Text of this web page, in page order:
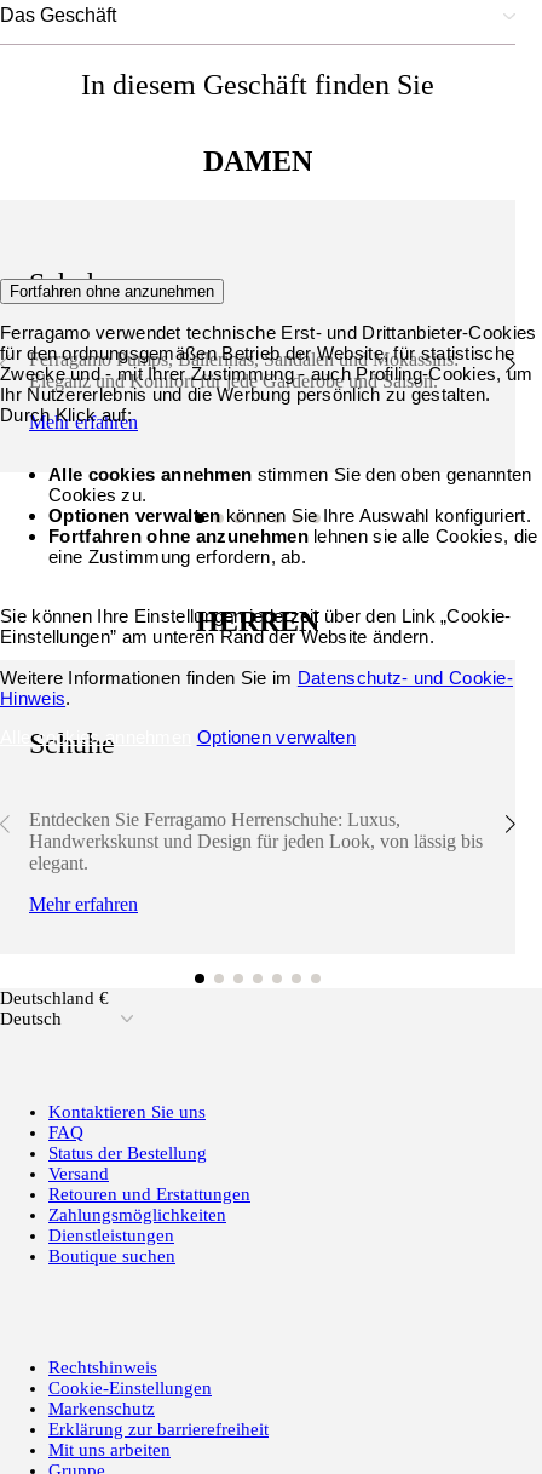
Das Geschäft
In diesem Geschäft finden Sie
DAMEN
Schuhe
Ferragamo Pumps, Ballerinas, Sandalen und Mokassins:
Eleganz und Komfort für jede Garderobe und Saison.
Mehr erfahren
HERREN
Schuhe
Entdecken Sie Ferragamo Herrenschuhe: Luxus,
Handwerkskunst und Design für jeden Look, von lässig bis
elegant.
Mehr erfahren
Deutschland €
Deutsch
Kontaktieren Sie uns
FAQ
Status der Bestellung
Versand
Retouren und Erstattungen
Zahlungsmöglichkeiten
Dienstleistungen
Boutique suchen
Rechtshinweis
Cookie-Einstellungen
Markenschutz
Erklärung zur barrierefreiheit
Mit uns arbeiten
Gruppe
Fortfahren ohne anzunehmen
Ferragamo verwendet technische Erst- und Drittanbieter-Cookies
für den ordnungsgemäßen Betrieb der Website, für statistische
Zwecke und - mit Ihrer Zustimmung - auch Profiling-Cookies, um
Ihr Nutzererlebnis und die Werbung persönlich zu gestalten.
Durch Klick auf:
Alle cookies annehmen stimmen Sie den oben genannten
Cookies zu.
Optionen verwaltenkönnen Sie Ihre Auswahl konfiguriert.
Fortfahren ohne anzunehmenlehnen sie alle Cookies, die
eine Zustimmung erfordern, ab.
Sie können Ihre Einstellungen jederzeit über den Link „Cookie-
Einstellungen” am unteren Rand der Website ändern.
Weitere Informationen finden Sie im Datenschutz- und Cookie-
Hinweis.
Alle cookies annehmen
Optionen verwalten